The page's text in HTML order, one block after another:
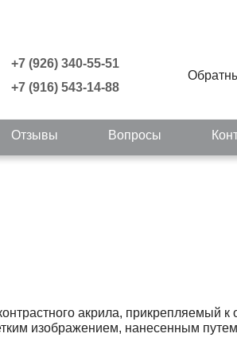
+7 (926) 340-55-51
+7 (916) 543-14-88
Отзывы Вопросы
акрила, прикрепляемый к
изображением, нанесенным путем